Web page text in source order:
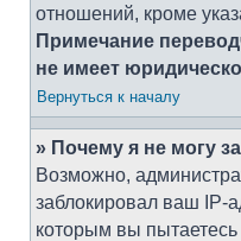
отношений, кроме
Примечание
не имеет
Вернуться к началу
» Почему я не могу
Возможно,
заблокировал ваш IP-
которым вы пытаетесь